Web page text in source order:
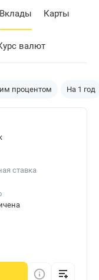
Вклады Карты
валют
процентом На 1 год
ставка